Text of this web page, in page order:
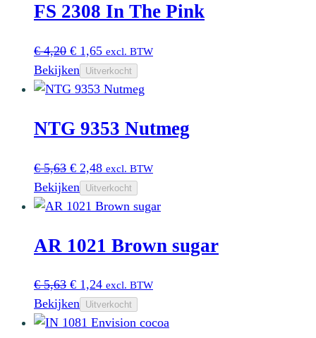
FS 2308 In The Pink
€4,20 Oorspronkelijke
prijs
was:
€ 1,65Huidige
prijs
is:
excl. BTW
Bekijken Uitverkocht
NTG 9353 Nutmeg
€5,63 Oorspronkelijke
prijs
was:
€ 2,48Huidige
prijs
is:
excl. BTW
Bekijken Uitverkocht
AR 1021 Brown sugar
€5,63 Oorspronkelijke
prijs
was:
€ 1,24Huidige
prijs
is:
excl. BTW
Bekijken Uitverkocht